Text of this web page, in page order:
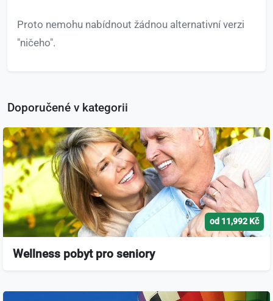
Proto nemohu nabídnout žádnou alternativní verzi
"ničeho".
Doporučené v kategorii
od 11,992 Kč
Wellness pobyt pro seniory